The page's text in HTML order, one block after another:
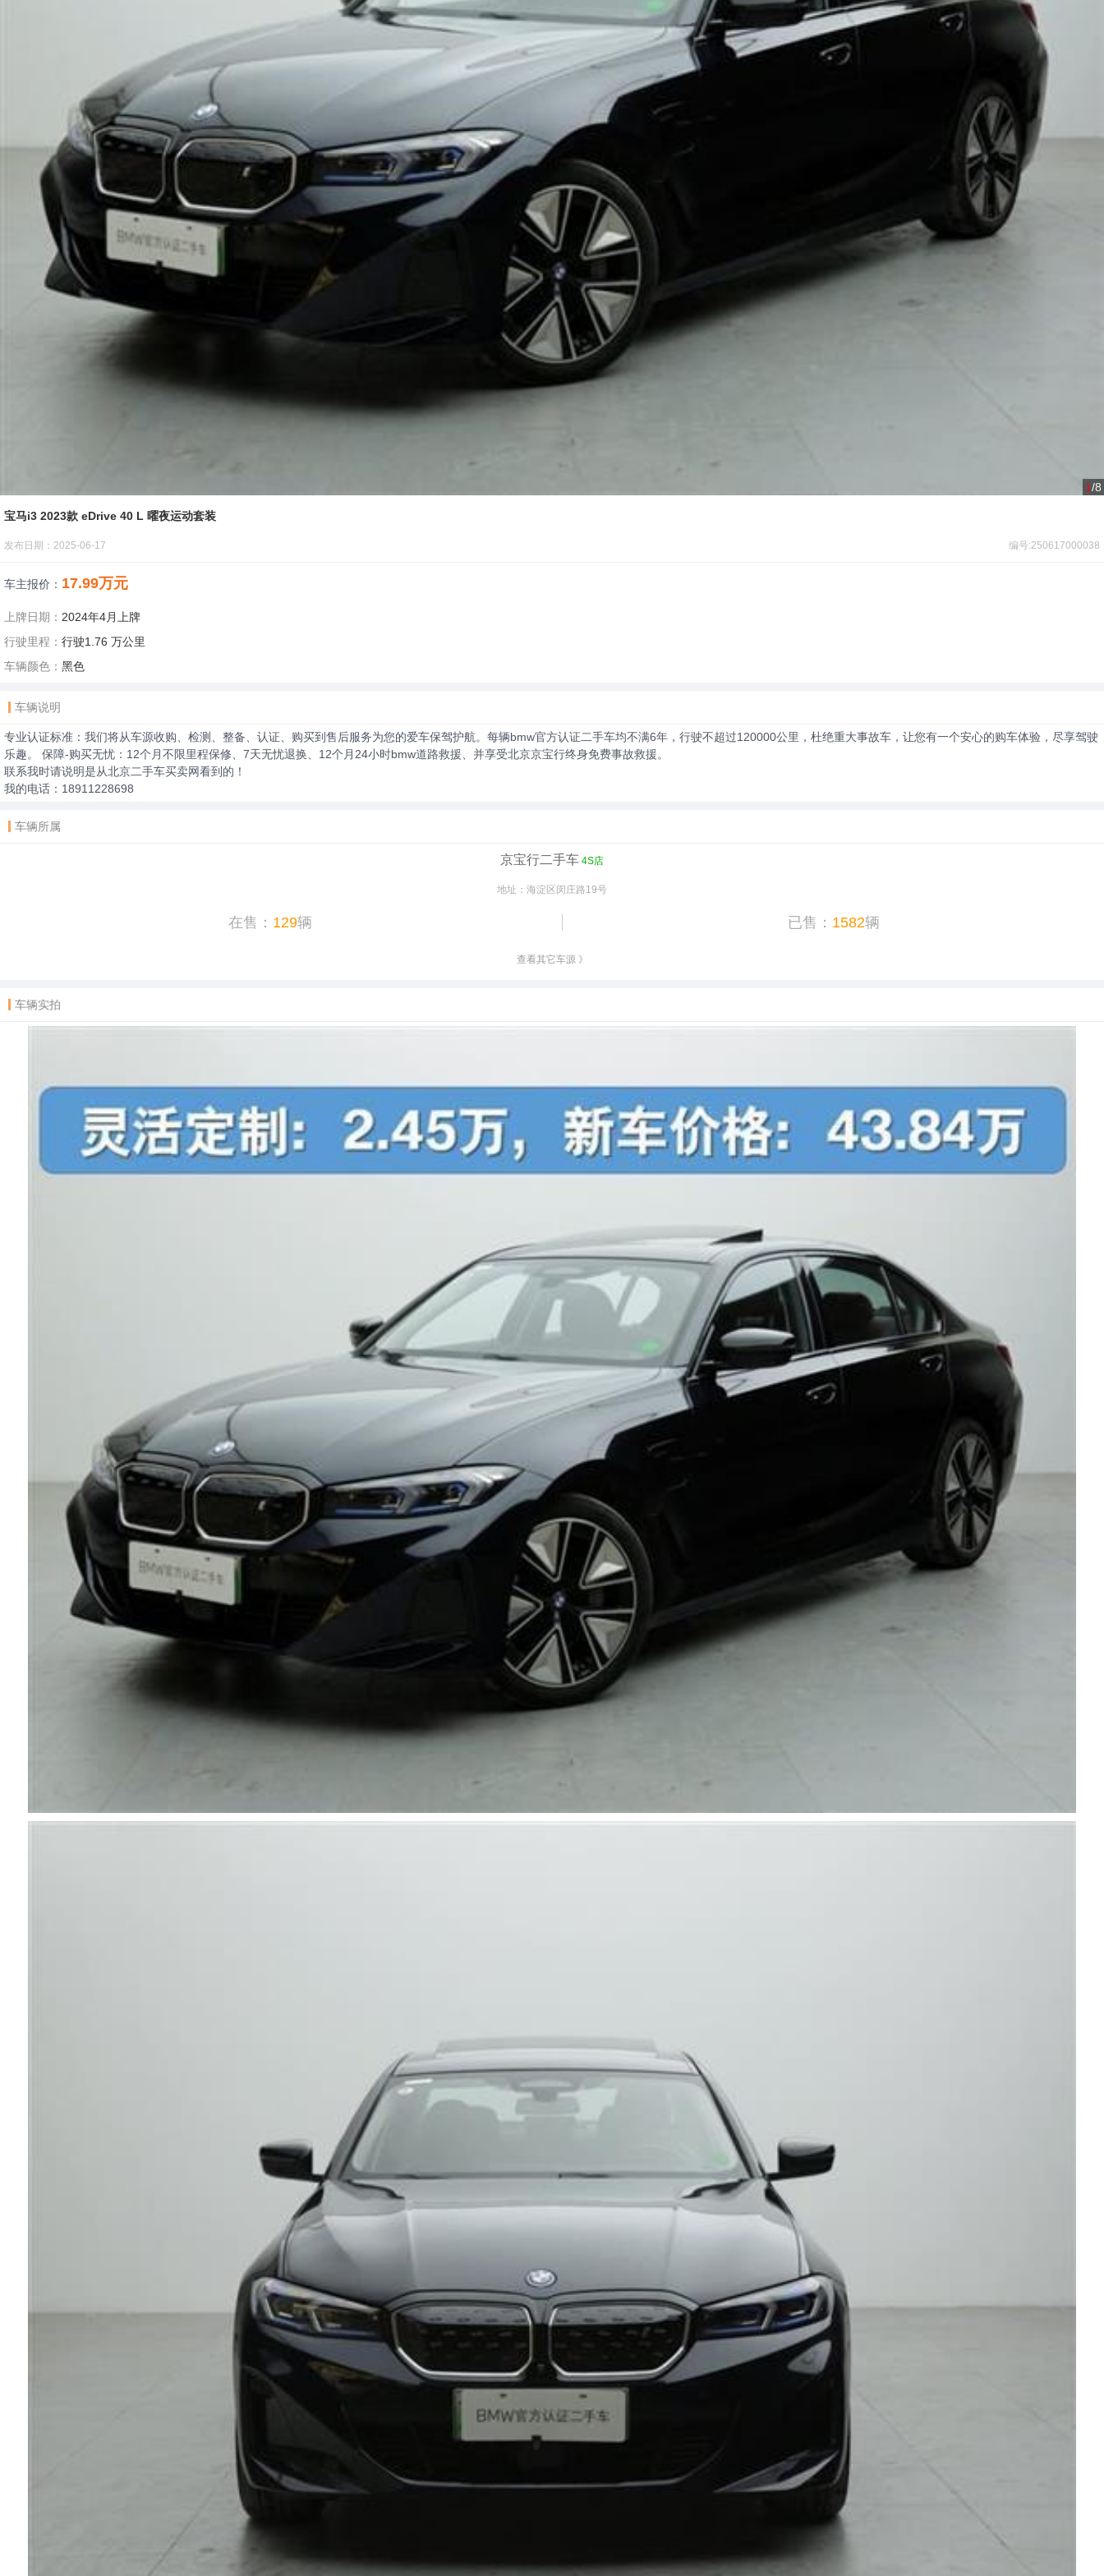
1/8
宝马i3 2023款 eDrive 40 L 曜夜运动套装
编号:250617000038
发布日期：2025-06-17
车主报价： 17.99万元
上牌日期： 2024年4月上牌
行驶里程： 行驶1.76 万公里
车辆颜色： 黑色
车辆说明
专业认证标准：我们将从车源收购、检测、整备、认证、购买到售后服务为您的爱车保驾护航。每辆bmw官方认证二手车均不满6年，行驶不超过120000公里，杜绝重大事故车，让您有一个安心的购车体验，尽享驾驶
乐趣。 保障-购买无忧：12个月不限里程保修、7天无忧退换、12个月24小时bmw道路救援、并享受北京京宝行终身免费事故救援。
联系我时请说明是从北京二手车买卖网看到的！
我的电话：18911228698
车辆所属
京宝行二手车 4S店
地址：海淀区闵庄路19号
在售： 129辆 已售： 1582辆
查看其它车源 》
车辆实拍